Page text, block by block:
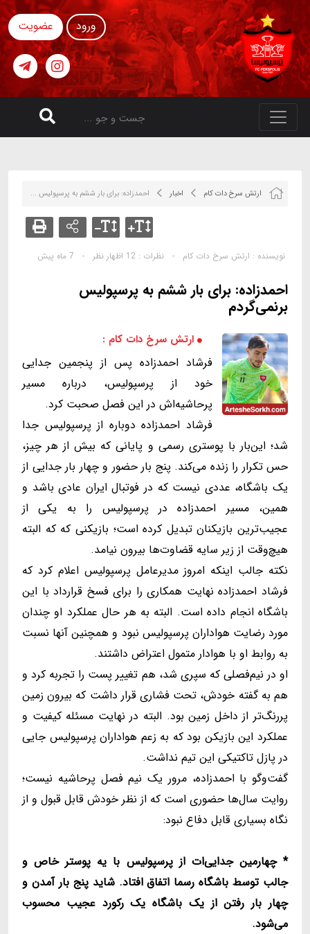
ورود عضویت
ارتش سرخ دات کام اخبار احمدزاده: برای بار ششم به پرسپولیس ...
نویسنده : ارتش سرخ دات کام - نظرات : 12 اظهار نظر - 7 ماه پیش
احمدزاده: برای بار ششم به پرسپولیس
برنمی‌گردم
ارتش سرخ دات کام :
فرشاد احمدزاده پس از پنجمین جدایی
خود از پرسپولیس، درباره مسیر
پرحاشیه‌اش در این فصل صحبت کرد.
فرشاد احمدزاده دوباره از پرسپولیس جدا
شد؛ این‌بار با پوستری رسمی و پایانی که بیش از هر چیز،
حس تکرار را زنده می‌کند. پنج بار حضور و چهار بار جدایی از
یک باشگاه، عددی نیست که در فوتبال ایران عادی باشد و
همین، مسیر احمدزاده در پرسپولیس را به یکی از
عجیب‌ترین بازیکنان تبدیل کرده است؛ بازیکنی که که البته
هیچ‌وقت از زیر سایه قضاوت‌ها بیرون نیامد.
نکته جالب اینکه امروز مدیرعامل پرسپولیس اعلام کرد که
فرشاد احمدزاده نهایت همکاری را برای فسخ قرارداد با این
باشگاه انجام داده است. البته به هر حال عملکرد او چندان
مورد رضایت هواداران پرسپولیس نبود و همچنین آنها نسبت
به روابط او با هوادار متمول اعتراض داشتند.
او در نیم‌فصلی که سپری شد، هم تغییر پست را تجربه کرد و
هم به گفته خودش، تحت فشاری قرار داشت که بیرون زمین
پررنگ‌تر از داخل زمین بود. البته در نهایت مسئله کیفیت و
عملکرد این بازیکن بود که به زعم هواداران پرسپولیس جایی
در پازل تاکتیکی این تیم نداشت.
گفت‌وگو با احمدزاده، مرور یک نیم فصل پرحاشیه نیست؛
روایت سال‌ها حضوری است که از نظر خودش قابل قبول و از
نگاه بسیاری قابل دفاع نبود:
* چهارمین جدایی‌ات از پرسپولیس با یه پوستر خاص و
جالب توسط باشگاه رسما اتفاق افتاد. شاید پنج بار آمدن و
چهار بار رفتن از یک باشگاه یک رکورد عجیب محسوب
می‌شود.